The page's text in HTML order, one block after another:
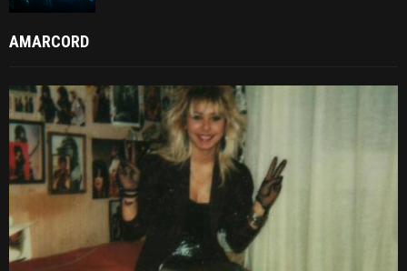
AMARCORD